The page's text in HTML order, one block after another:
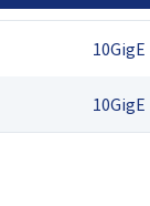
10GigE
10GigE